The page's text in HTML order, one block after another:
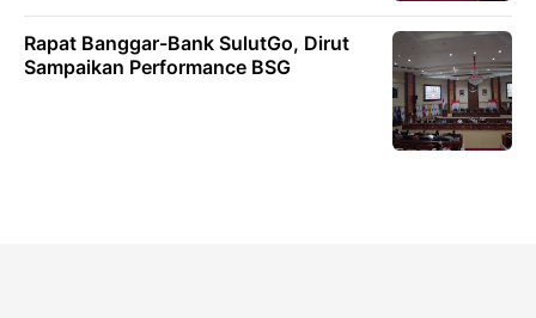
Rapat Banggar-Bank SulutGo, Dirut
Sampaikan Performance BSG